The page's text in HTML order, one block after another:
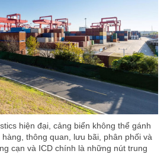
hiện đại, cảng biển không thể gánh
thông quan, lưu bãi, phân phối và
cạn và ICD chính là những nút trung